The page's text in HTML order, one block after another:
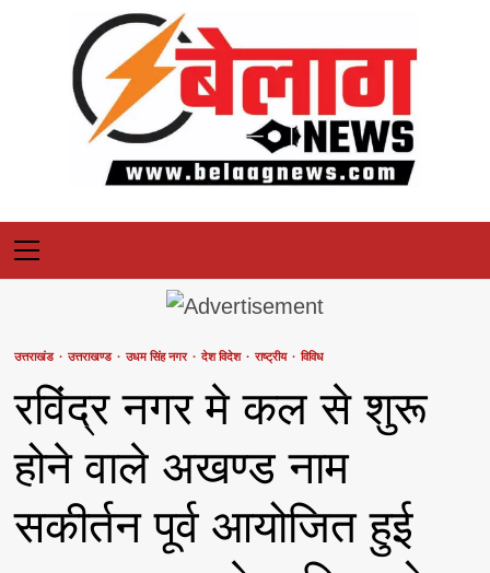
Primary
Menu
उत्तराखंड उत्तराखण्ड उधम सिंह नगर देश विदेश राष्ट्रीय विविध
रविंद्र नगर मे कल से शुरू
होने वाले अखण्ड नाम
सकीर्तन पूर्व आयोजित हुई